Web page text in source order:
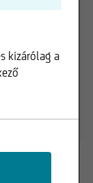
kizárólag a